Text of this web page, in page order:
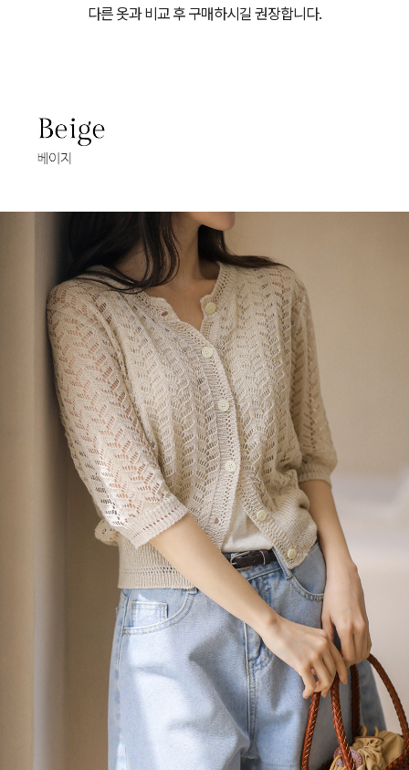
다른 옷과 비교 후 구매하시길 권장합니다.